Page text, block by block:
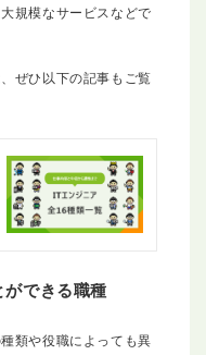
規模なサービスなどで
ぜひ以下の記事もご覧
できる職種
類や役職によっても異